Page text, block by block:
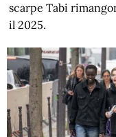
scarpe Tabi
il 2025.